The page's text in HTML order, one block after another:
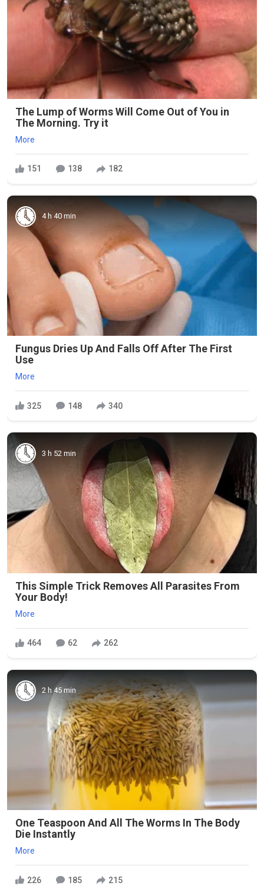
The Lump of Worms Will Come Out of You in
The Morning. Try it
More
151 138 182
4 h 40 min
Fungus Dries Up And Falls Off After The First
Use
More
325 148 340
3 h 52 min
This Simple Trick Removes All Parasites From
Your Body!
More
464 62 262
2 h 45 min
One Teaspoon And All The Worms In The Body
Die Instantly
More
226 185 215